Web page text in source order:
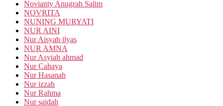
Novianty Anugrah Salim
NOVRITA
NUNING MURYATI
NUR AINI
Nur Aisyah ilyas
NUR AMNA
Nur Asyiah ahmad
Nur Cahaya
Nur Hasanah
Nur izzah
Nur Rahma
Nur saidah